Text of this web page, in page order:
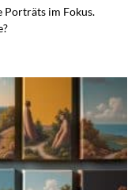
Porträts im Fokus.